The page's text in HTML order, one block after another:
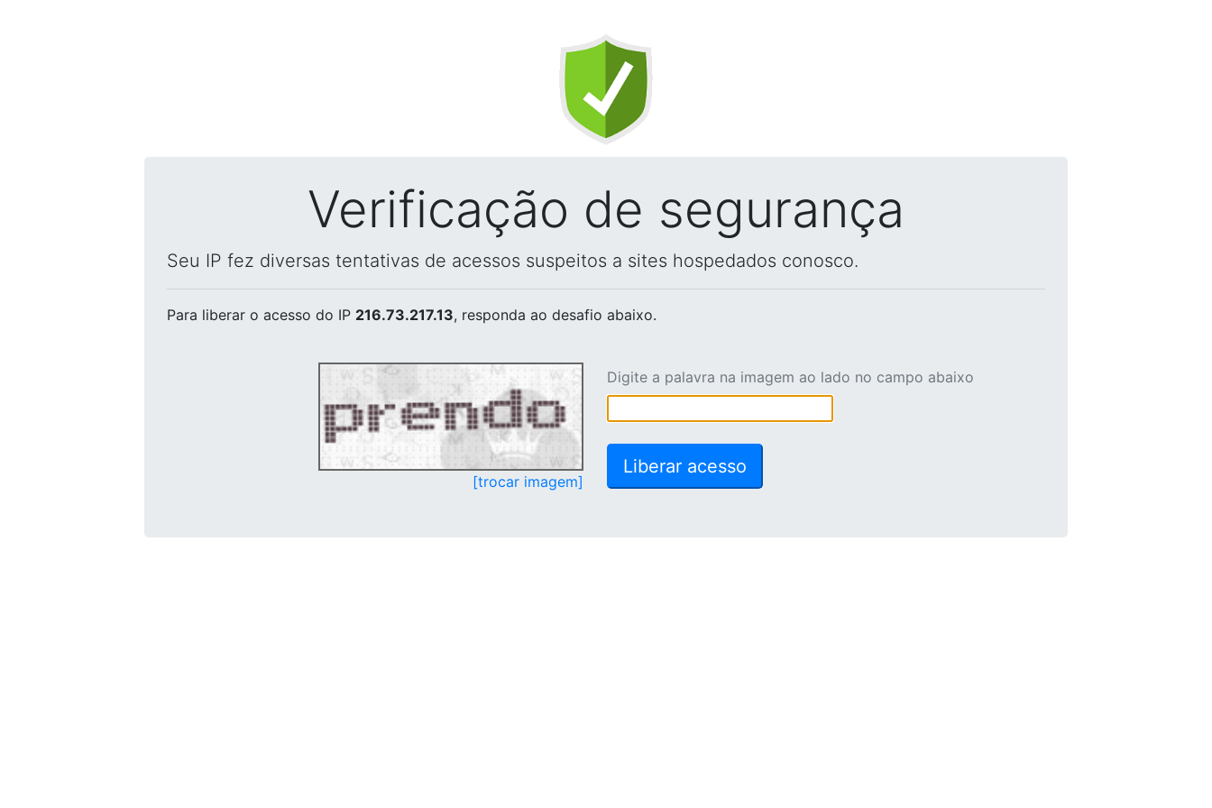
Verificação de segurança
Seu IP fez diversas tentativas de acessos suspeitos a sites hospedados conosco.
Para liberar o acesso do IP 216.73.217.13, responda ao desafio abaixo.
[trocar imagem]
Digite a palavra na imagem ao lado no campo abaixo